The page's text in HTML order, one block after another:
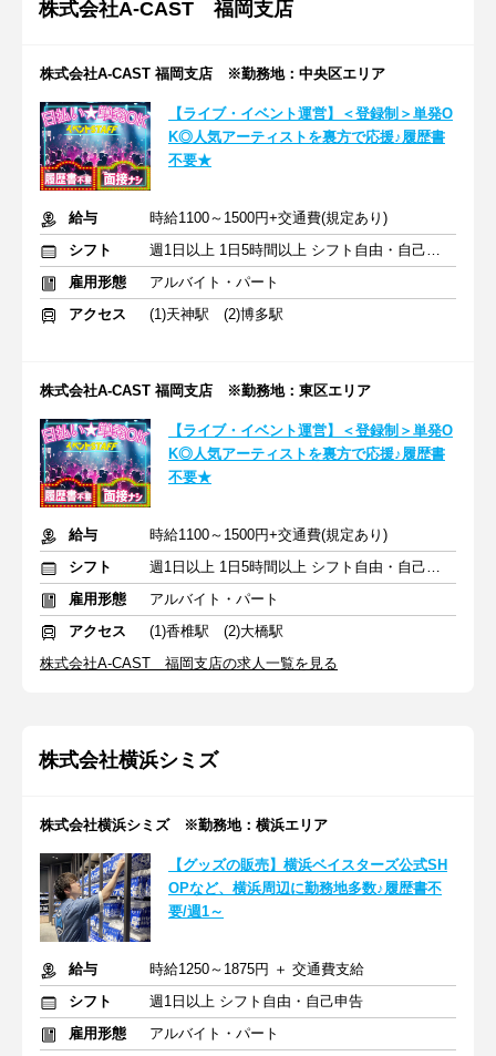
株式会社A-CAST 福岡支店
株式会社A-CAST 福岡支店 ※勤務地：中央区エリア
【ライブ・イベント運営】＜登録制＞単発O
K◎人気アーティストを裏方で応援♪履歴書
不要★
給与
時給1100～1500円+交通費(規定あり)
シフト
週1日以上 1日5時間以上 シフト自由・自己申告
雇用形態
アルバイト・パート
アクセス
(1)天神駅 (2)博多駅
株式会社A-CAST 福岡支店 ※勤務地：東区エリア
【ライブ・イベント運営】＜登録制＞単発O
K◎人気アーティストを裏方で応援♪履歴書
不要★
給与
時給1100～1500円+交通費(規定あり)
シフト
週1日以上 1日5時間以上 シフト自由・自己申告
雇用形態
アルバイト・パート
アクセス
(1)香椎駅 (2)大橋駅
株式会社A-CAST 福岡支店の求人一覧を見る
株式会社横浜シミズ
株式会社横浜シミズ ※勤務地：横浜エリア
【グッズの販売】横浜ベイスターズ公式SH
OPなど、横浜周辺に勤務地多数♪履歴書不
要/週1～
給与
時給1250～1875円 ＋ 交通費支給
シフト
週1日以上 シフト自由・自己申告
雇用形態
アルバイト・パート